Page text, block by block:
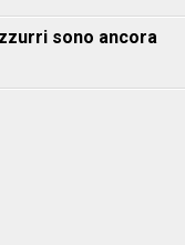
sono ancora